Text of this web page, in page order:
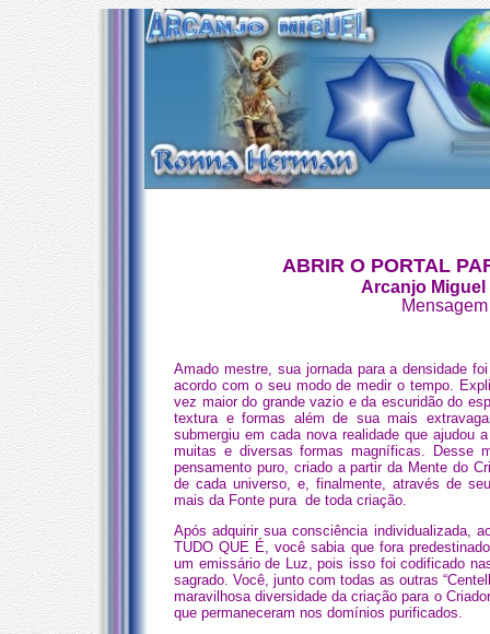
ABRIR O PORTAL
Arcanjo
Amado mestre, sua jornada para a densidade
acordo com o seu modo de medir o tempo.
vez maior do grande vazio e da escuridão do
textura e formas além de sua mais
submergiu em cada nova realidade que ajudou
muitas e diversas formas magníficas. Desse
pensamento puro, criado a partir da Mente do
de cada universo, e, finalmente, através de
mais da Fonte pura de toda criação.
Após adquirir sua consciência individualizada,
TUDO QUE É, você sabia que fora
um emissário de Luz, pois isso foi codificado
sagrado. Você, junto com todas as outras
maravilhosa diversidade da criação para o
que permaneceram nos domínios purificados.